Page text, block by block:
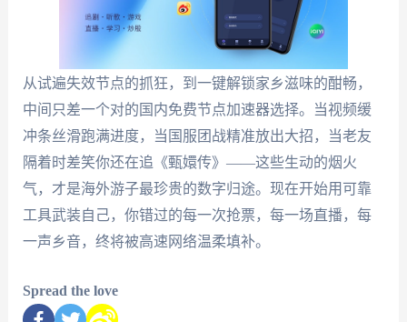
从试遍失效节点的抓狂，到一键解锁家乡滋味的酣畅，
中间只差一个对的国内免费节点加速器选择。当视频缓
冲条丝滑跑满进度，当国服团战精准放出大招，当老友
隔着时差笑你还在追《甄嬛传》——这些生动的烟火
气，才是海外游子最珍贵的数字归途。现在开始用可靠
工具武装自己，你错过的每一次抢票，每一场直播，每
一声乡音，终将被高速网络温柔填补。
Spread the love